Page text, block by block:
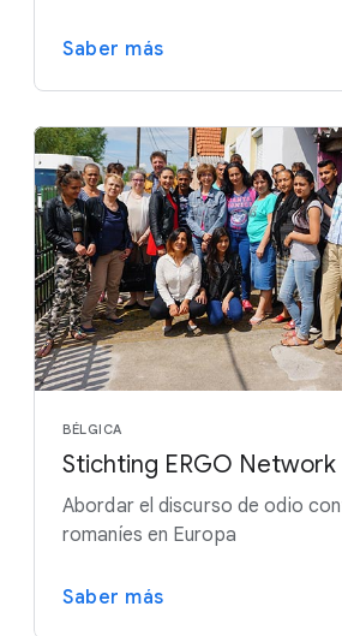
Saber más
BÉLGICA
Stichting ERGO Network
Abordar el discurso de odio
romaníes en Europa
Saber más